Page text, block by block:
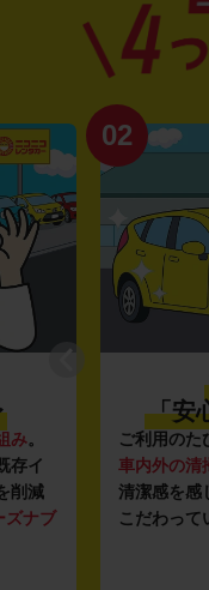
み。
存イ
削減
ズナブ
02
「安
ご利用のた
車内外の清
清潔感を感
こだわって